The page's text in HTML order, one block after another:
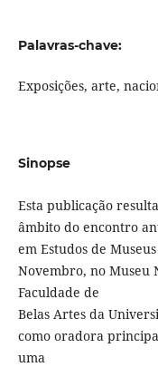
Palavras-chave:
Exposições, arte,
Sinopse
Esta publicação
âmbito do encontro
em Estudos de
Novembro, no Museu
Faculdade de
Belas Artes da
como oradora
uma